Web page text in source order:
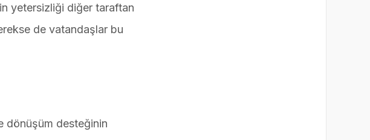
yetersizliği diğer taraftan
de vatandaşlar bu
dönüşüm desteğinin